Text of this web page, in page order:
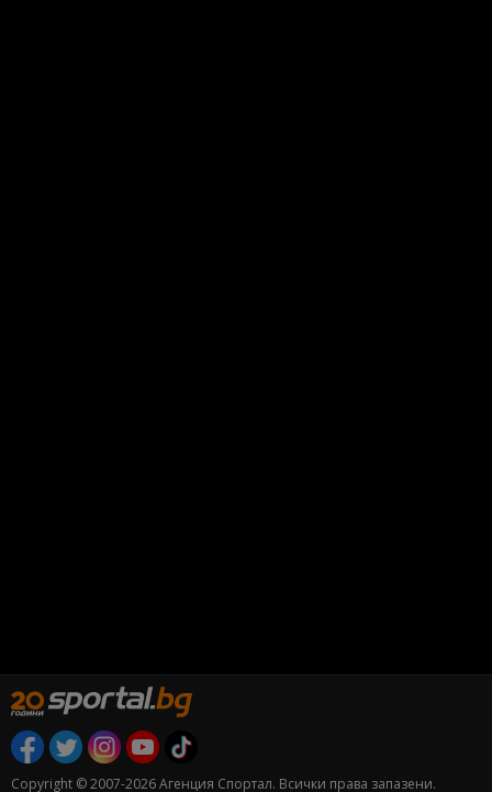
Copyright © 2007-2026 Агенция Спортал. Всички права запазени.